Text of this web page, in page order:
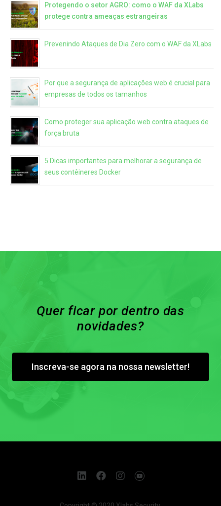
Protegendo o setor AGRO: como o WAF da XLabs
protege contra ameaças estrangeiras
Prevenindo Ataques de Dia Zero com o WAF da XLabs
Por que a segurança de aplicações web é crucial para
empresas de todos os tamanhos
Como proteger sua aplicação web contra ataques de
força bruta
5 Dicas importantes para melhorar a segurança de
seus contêineres Docker
Quer ficar por dentro das
novidades?
Inscreva-se agora na nossa newsletter!